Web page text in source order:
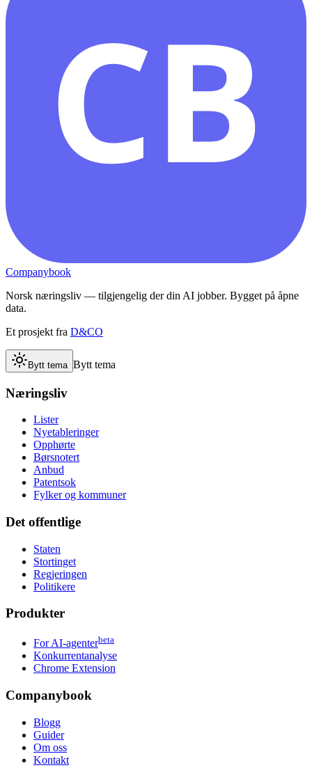
CB
Companybook
Norsk næringsliv — tilgjengelig der din AI jobber. Bygget på åpne
data.
Et prosjekt fra D&CO
Bytt tema Bytt tema
Næringsliv
Lister
Nyetableringer
Opphørte
Børsnotert
Anbud
Patentsok
Fylker og kommuner
Det offentlige
Staten
Stortinget
Regjeringen
Politikere
Produkter
For AI-agenterbeta
Konkurrentanalyse
Chrome Extension
Companybook
Blogg
Guider
Om oss
Kontakt